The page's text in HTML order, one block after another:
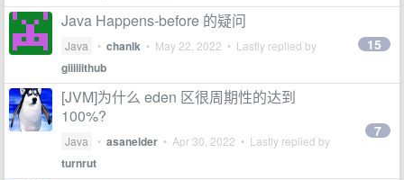
Java Happens-before 的疑问
Java • chanlk • May 22, 2022 • Lastly replied by
giiiiiithub
15
[JVM]为什么 eden 区很周期性的达到
100%?
Java • asanelder • Apr 30, 2022 • Lastly replied by
turnrut
7